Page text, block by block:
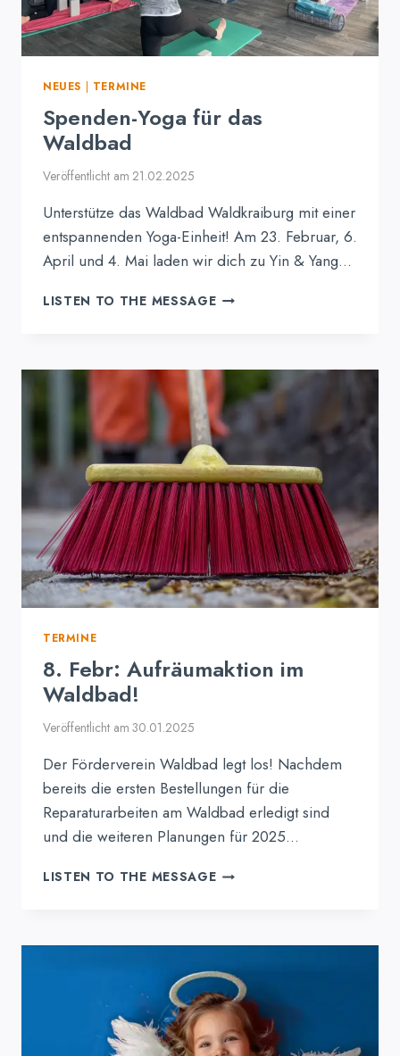
NEUES | TERMINE
Spenden-Yoga für das
Waldbad
Veröffentlicht am 21.02.2025
Unterstütze das Waldbad Waldkraiburg mit einer
entspannenden Yoga-Einheit! Am 23. Februar, 6.
April und 4. Mai laden wir dich zu Yin & Yang…
LISTEN TO THE MESSAGESPENDEN-
WALDBAD
TERMINE
8. Febr: Aufräumaktion im
Waldbad!
Veröffentlicht am 30.01.2025
Der Förderverein Waldbad legt los! Nachdem
bereits die ersten Bestellungen für die
Reparaturarbeiten am Waldbad erledigt sind
und die weiteren Planungen für 2025…
LISTEN TO THE MESSAGE8.
WALDBAD!